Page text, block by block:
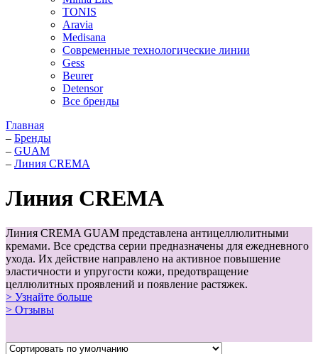
TONIS
Aravia
Medisana
Современные технологические линии
Gess
Beurer
Detensor
Все бренды
Главная
– Бренды
– GUAM
– Линия CREMA
Линия CREMA
Линия CREMA GUAM представлена антицеллюлитными
кремами. Все средства серии предназначены для ежедневного
ухода. Их действие направлено на активное повышение
эластичности и упругости кожи, предотвращение
целлюлитных проявлений и появление растяжек.
> Узнайте больше
> Отзывы